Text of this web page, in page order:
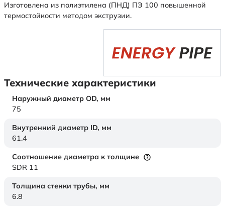
Изготовлена из полиэтилена (ПНД) ПЭ 100 повышенной
термостойкости методом экструзии.
Технические характеристики
Наружный диаметр OD, мм
75
Внутренний диаметр ID, мм
61.4
Соотношение диаметра к толщине
SDR 11
Толщина стенки трубы, мм
6.8